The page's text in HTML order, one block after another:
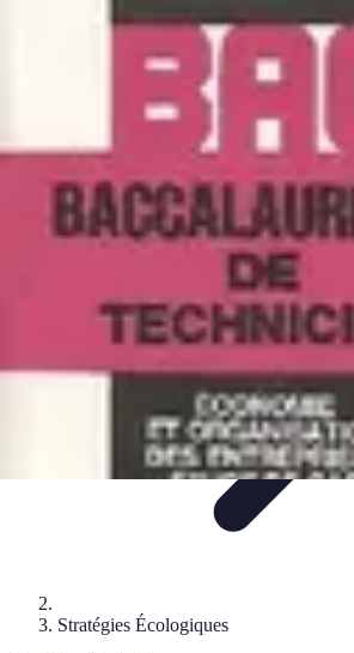
Avenir Écologique
Urbanisme Durable
Jardinage Durable Engagement citoyen
Stratégies Écologiques